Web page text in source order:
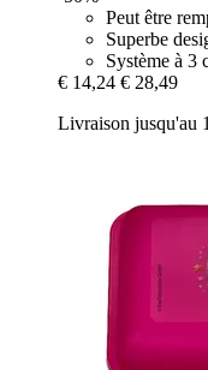
Peut être
Superbe
Système à 3
€ 14,24 € 28,49
Livraison jusqu'au